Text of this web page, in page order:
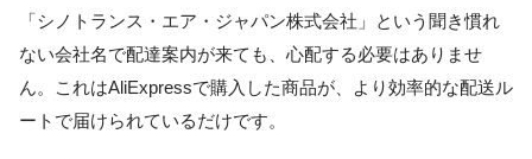
「シノトランス・エア・ジャパン株式会社」という聞き慣れ
ない会社名で配達案内が来ても、心配する必要はありませ
ん。これはAliExpressで購入した商品が、より効率的な配送ル
ートで届けられているだけです。